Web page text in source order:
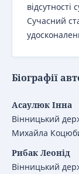
відсутності
Сучасний
Біографії
Асаулюк Інна
Вінницький
Михайла
Рибак Леонід
Вінницький